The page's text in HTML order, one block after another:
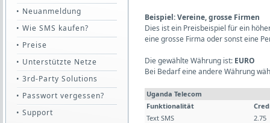
• Neuanmeldung
• Wie SMS kaufen?
• Preise
• Unterstützte Netze
• 3rd-Party Solutions
• Passwort vergessen?
• Support
Beispiel: Vereine, grosse Firmen
Dies ist ein Preisbeispiel für ein
eine grosse Firma oder sonst eine
Die gewählte Währung ist: EURO
Bei Bedarf eine andere Währung
Uganda Telecom
Funktionalität
Text SMS
2.75